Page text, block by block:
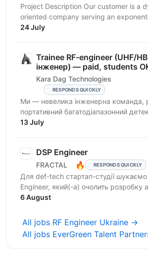
Project Description Our customer is a
oriented company serving an
industry. Customer provides
24 July
Trainee RF-engineer (UHF/
інженер) — paid, students
Kara Dag Technologies
RESPONDS QUICKLY
Ми — невелика інженерна команда,
портативний багатодіапазонний
(0.2–9 ГГц), який використовують
13 July
DSP Engineer
FRACTAL 🔥 RESPONDS QUICKLY
Для def-tech стартап-студії шукаємо
Engineer, який(-а) очолить розробку
детекції та класифікації сигналів
6 August
All jobs RF Engineer Ukraine →
All jobs EverGreen Talent